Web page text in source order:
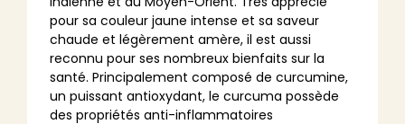
pour sa couleur jaune intense et sa saveur
chaude et légèrement amère, il est aussi
reconnu pour ses nombreux bienfaits sur la
santé. Principalement composé de curcumine,
un puissant antioxydant, le curcuma possède
des propriétés anti-inflammatoires